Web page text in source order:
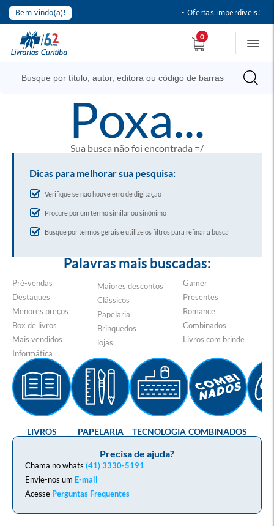
Bem-vindo(a)! • Ofertas imperdíveis!
0
poxa...
Sua busca não foi encontrada =/
Dicas para melhorar sua pesquisa:
Verifique se não houve erro de digitação
Procure por um termo similar ou sinônimo
Busque por termos gerais e utilize os filtros para refinar a busca
Palavras mais buscadas:
Pré-vendas
Destaques
Menores preços
Box de livros
Mais vendidos
Informática
Maiores descontos
Clássicos
Papelaria
Brinquedos
lojas
Gamer
Presentes
Romance
Combinados
Livros com brinde
Precisa de ajuda?
Chama no whats (41) 3330-5191
Envie-nos um E-mail
Acesse Perguntas Frequentes
LIVROS PAPELARIA TECNOLOGIA COMBINADOS